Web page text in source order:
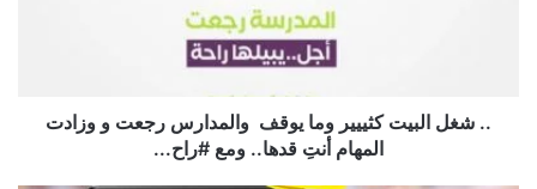
.. ‏شغل البيت كثييير وما يوقف ‍ والمدارس رجعت و وزادت
المهام أنتِ قدها.. ومع ‎#راح...